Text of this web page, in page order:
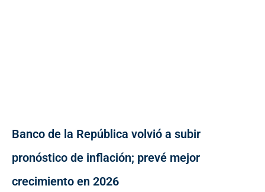
Banco de la República volvió a subir
pronóstico de inflación; prevé mejor
crecimiento en 2026